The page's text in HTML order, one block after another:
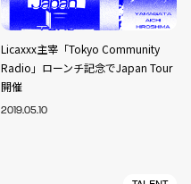
Licaxxx主宰「Tokyo Community
Radio」ローンチ記念でJapan Tour
開催
2019.05.10